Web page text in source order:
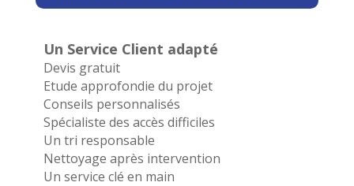
Un Service Client adapté
Devis gratuit
Etude approfondie du projet
Conseils personnalisés
Spécialiste des accès difficiles
Un tri responsable
Nettoyage après intervention
Un service clé en main